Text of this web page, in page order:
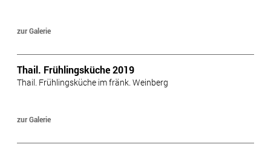
zur Galerie
Thail. Frühlingsküche 2019
Thail. Frühlingsküche im fränk. Weinberg
zur Galerie